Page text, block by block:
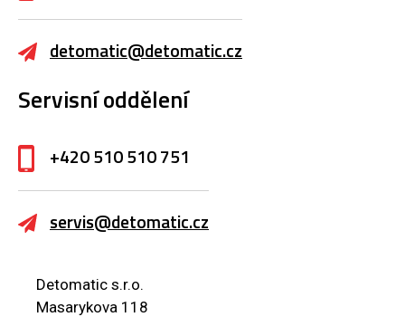
detomatic@detomatic.cz
Servisní oddělení
+420 510 510 751
servis@detomatic.cz
Detomatic s.r.o.
Masarykova 118